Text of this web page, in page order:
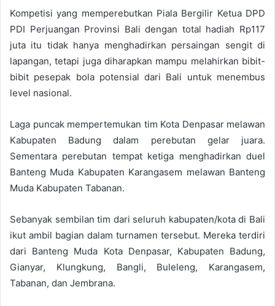
Kompetisi yang memperebutkan Piala Bergilir Ketua DPD
PDI Perjuangan Provinsi Bali dengan total hadiah Rp117
juta itu tidak hanya menghadirkan persaingan sengit di
lapangan, tetapi juga diharapkan mampu melahirkan bibit-
bibit pesepak bola potensial dari Bali untuk menembus
level nasional.
Laga puncak mempertemukan tim Kota Denpasar melawan
Kabupaten Badung dalam perebutan gelar juara.
Sementara perebutan tempat ketiga menghadirkan duel
Banteng Muda Kabupaten Karangasem melawan Banteng
Muda Kabupaten Tabanan.
Sebanyak sembilan tim dari seluruh kabupaten/kota di Bali
ikut ambil bagian dalam turnamen tersebut. Mereka terdiri
dari Banteng Muda Kota Denpasar, Kabupaten Badung,
Gianyar, Klungkung, Bangli, Buleleng, Karangasem,
Tabanan, dan Jembrana.